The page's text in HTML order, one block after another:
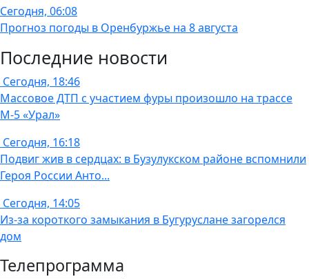
Сегодня, 06:08
Прогноз погоды в Оренбуржье на 8 августа
Последние новости
Сегодня, 18:46
Массовое ДТП с участием фуры произошло на трассе
М-5 «Урал»
Сегодня, 16:18
Подвиг жив в сердцах: в Бузулукском районе вспомнили
Героя России Анто...
Сегодня, 14:05
Из-за короткого замыкания в Бугуруслане загорелся
дом
Телепрограмма